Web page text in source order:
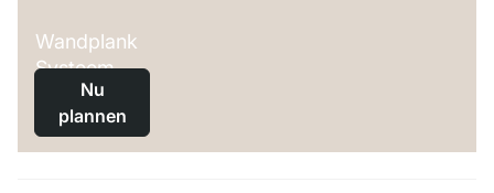
Wandplank
Systeem
Nu
plannen